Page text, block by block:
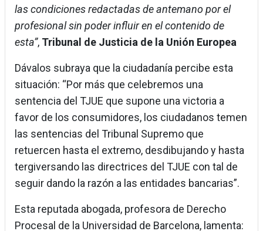
las condiciones redactadas de antemano por el
profesional sin poder influir en el contenido de
esta”, Tribunal de Justicia de la Unión Europea
Dávalos subraya que la ciudadanía percibe esta
situación: “Por más que celebremos una
sentencia del TJUE que supone una victoria a
favor de los consumidores, los ciudadanos temen
las sentencias del Tribunal Supremo que
retuercen hasta el extremo, desdibujando y hasta
tergiversando las directrices del TJUE con tal de
seguir dando la razón a las entidades bancarias”.
Esta reputada abogada, profesora de Derecho
Procesal de la Universidad de Barcelona, lamenta: